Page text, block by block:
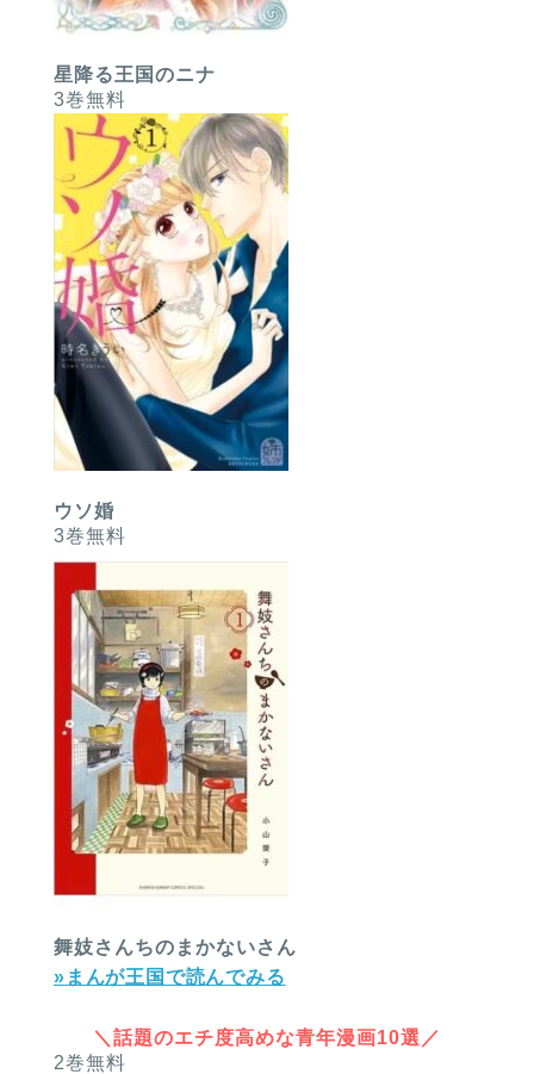
星降る王国のニナ
3巻無料
ウソ婚
3巻無料
舞妓さんちのまかないさん
»まんが王国で読んでみる
＼話題のエチ度高めな青年漫画10選／
2巻無料